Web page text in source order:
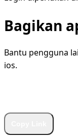
Bagikan
Bantu pengguna
ios.